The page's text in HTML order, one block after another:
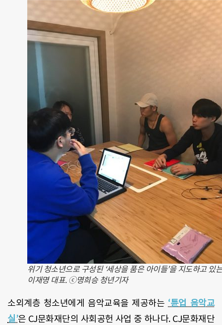
위기 청소년으로 구성된 ‘세상을 품은 아이들’을 지도하고 있는
이재명 대표. ⓒ명희승 청년기자
소외계층 청소년에게 음악교육을 제공하는 ‘튠업 음악교
실’은 CJ문화재단의 사회공헌 사업 중 하나다. CJ문화재단